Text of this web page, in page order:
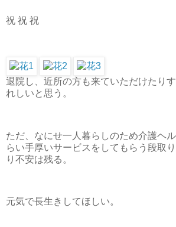
祝 祝 祝
退院し、近所の方も来ていただけたり
れしいと思う。
ただ、なにせ一人暮らしのため介護ヘ
らい手厚いサービスをしてもらう段取
り不安は残る。
元気で長生きしてほしい。